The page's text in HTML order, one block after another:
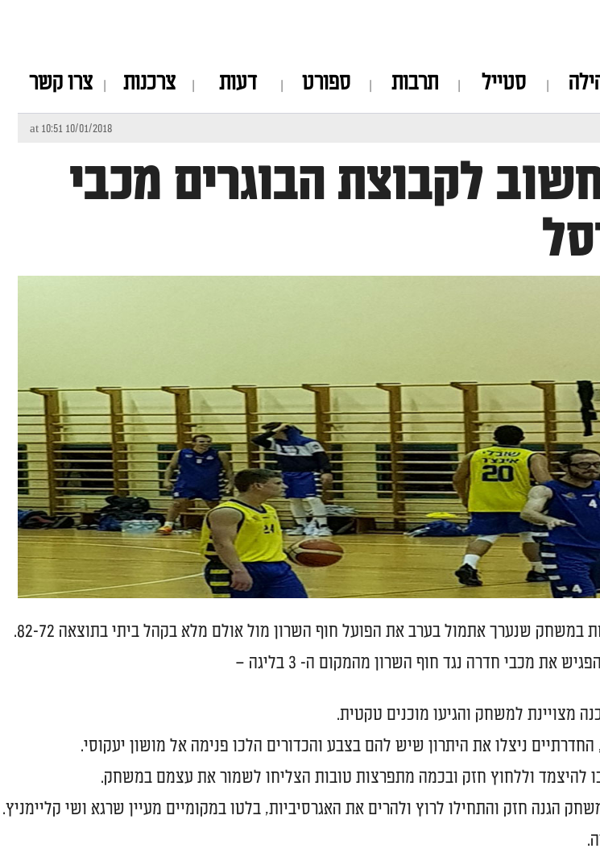
סטייל תרבות ספורט דעות צרכנות צרו קשר
10/01/2018 at 10:51
לקבוצת הבוגרים מכבי
במשחק שנערך אתמול בערב את הפועל חוף השרון מול אולם מלא בקהל ביתי בתוצאה 82-72.
את מכבי חדרה נגד חוף השרון מהמקום ה- 3 בליגה –
מצויינת למשחק והגיעו מוכנים טקטית.
ניצלו את היתרון שיש להם בצבע והכדורים הלכו פנימה אל מושון יעקוסי.
להיצמד וללחוץ חזק ובכמה מתפרצות טובות הצליחו לשמור את עצמם במשחק.
הגנה חזק והתחילו לרוץ ולהרים את האגרסיביות, בלטו במקומיים מעיין שרגא ושי קליימניץ.